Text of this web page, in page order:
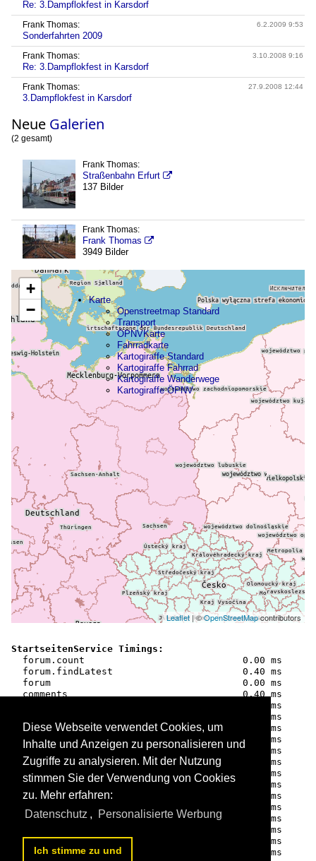
Re: 3.Dampflokfest in Karsdorf
6.2.2009 9:53
Frank Thomas:
Sonderfahrten 2009
3.10.2008 9:16
Frank Thomas:
Re: 3.Dampflokfest in Karsdorf
27.9.2008 12:44
Frank Thomas:
3.Dampflokfest in Karsdorf
Neue Galerien
(2 gesamt)
Frank Thomas:
Straßenbahn Erfurt 
137 Bilder
Frank Thomas:
Frank Thomas 
3949 Bilder
Karte
Openstreetmap Standard
Transport
ÖPNVKarte
Fahrradkarte
Kartogiraffe Standard
Kartogiraffe Fahrrad
Kartogiraffe Wanderwege
Kartogiraffe ÖPNV
+
−
Leaflet | ©OpenStreetMapcontributors
StartseitenService Timings:
forum.count                            0.00 ms
  forum.findLatest                       0.40 ms
  forum                                  0.00 ms
  comments                               0.40 ms
  galleries.findAll                      1.19 ms
  galleries.precalc                      1.40 ms
  galleries                              0.00 ms
  latestothers.query.tierbilder          0.27 ms
  latestothers.container.tierbilder    806.88 ms
  latestothers                           0.01 ms
  imagecount.countAll                    0.29 ms
  imagecount                             0.00 ms
  ensureLatest.query                     1.37 ms
  imagecontainer.ensureLoaded           12.63 ms
  imagecontainer.viewContainer           0.59 ms
  imagecontainer                         0.00 ms
  map.viewDynamic                        0.66 ms
  map                                    0.00 ms
Diese Webseite verwendet Cookies, um
Inhalte und Anzeigen zu personalisieren und
Zugriffe zu analysieren. Mit der Nutzung
stimmen Sie der Verwendung von Cookies
zu. Mehr erfahren:
Datenschutz , Personalisierte Werbung
Ich stimme zu und